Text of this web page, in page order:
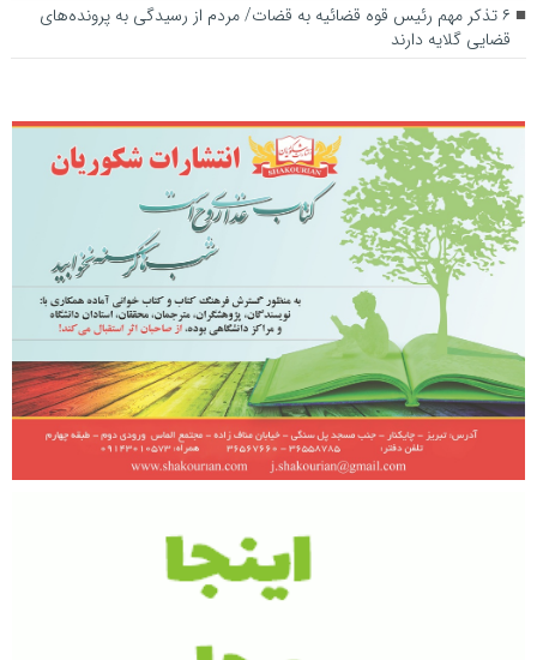
۶ تذکر مهم رئیس قوه قضائیه به قضات/ مردم از رسیدگی به پرونده‌های
قضایی گلایه‌ دارند‌